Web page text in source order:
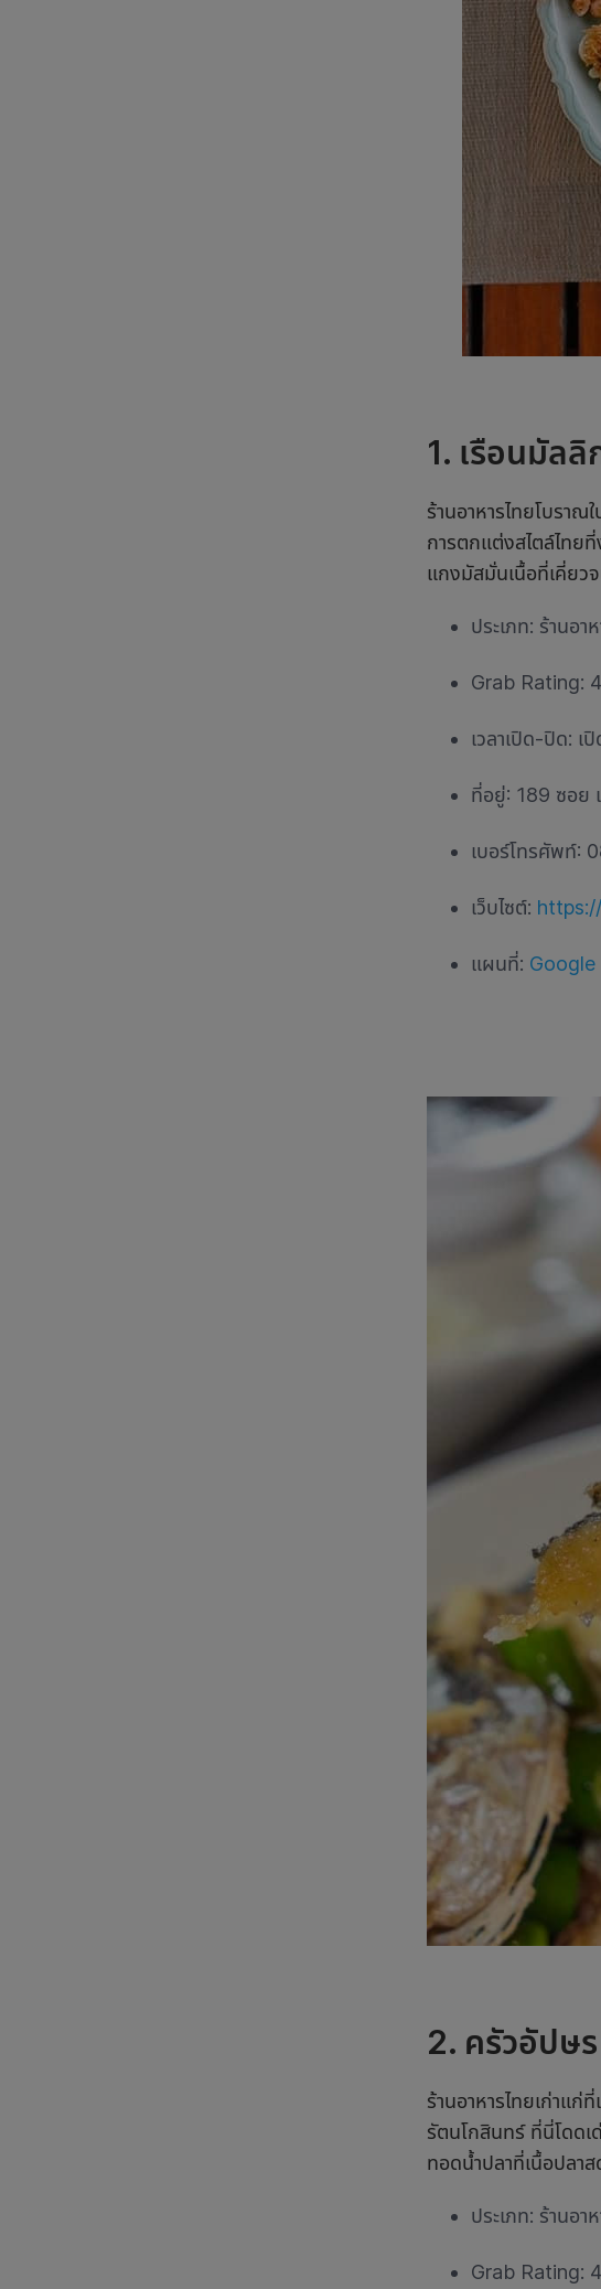
1. เรือนมัลลิ
ร้านอาหารไทยโบราณ
การตกแต่งสไตล์ไทย
แกงมัสมั่นเนื้อที่เคี่ยว
ประเภท: ร้านอา
Grab Rating:
เวลาเปิด-ปิด:
ที่อยู่: 189 ซอย
เบอร์โทรศัพท์:
เว็บไซต์:
แผนที่:
2. ครัวอัปษ
ร้านอาหารไทยเก่าแก่
รัตนโกสินทร์ ที่นี่โดดเ
ทอดน้ำปลาที่เนื้อปลา
ประเภท: ร้านอา
Grab Rating: